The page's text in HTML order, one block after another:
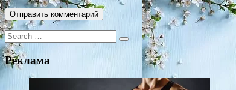
Search
for:
Реклама